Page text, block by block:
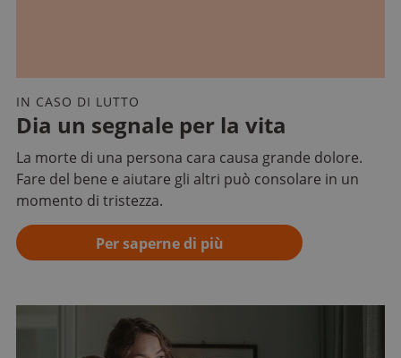
Dia un segnale per la vita
IN CASO DI LUTTO
La morte di una persona cara causa grande dolore.
Fare del bene e aiutare gli altri può consolare in un
momento di tristezza.
Per saperne di più